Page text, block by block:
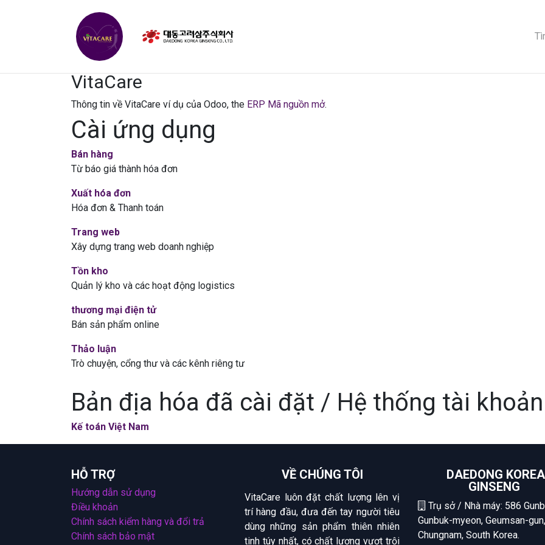
BLOG
VitaCare
Thông tin về VitaCare ví dụ của Odoo, the ERP Mã nguồn mở.
Cài ứng dụng
Bán hàng
Từ báo giá thành hóa đơn
Xuất hóa đơn
Hóa đơn & Thanh toán
Trang web
Xây dựng trang web doanh nghiệp
Tồn kho
Quản lý kho và các hoạt động logistics
thương mại điện tử
Bán sản phẩm online
Thảo luận
Trò chuyện, cổng thư và các kênh riêng tư
Bản địa hóa đã cài đặt / Hệ thống tài khoản
Kế toán Việt Nam
HỖ TRỢ
​Hướng dẫn sử dụng
​Điều khoản
​​Chính sách kiểm hàng và đổi trả​
​Chính sách bảo mật
VỀ CHÚNG TÔI
VitaCare luôn đặt chất lượng lên vị
trí hàng đầu, đưa đến tay người tiêu
dùng những sản phẩm thiên nhiên
tinh túy nhất, có chất lượng vượt trội
DAEDONG KOREA
GINSENG
Trụ sở / Nhà máy: 586
Gunbuk-myeon, Geumsan-gun,
Chungnam, South Korea.